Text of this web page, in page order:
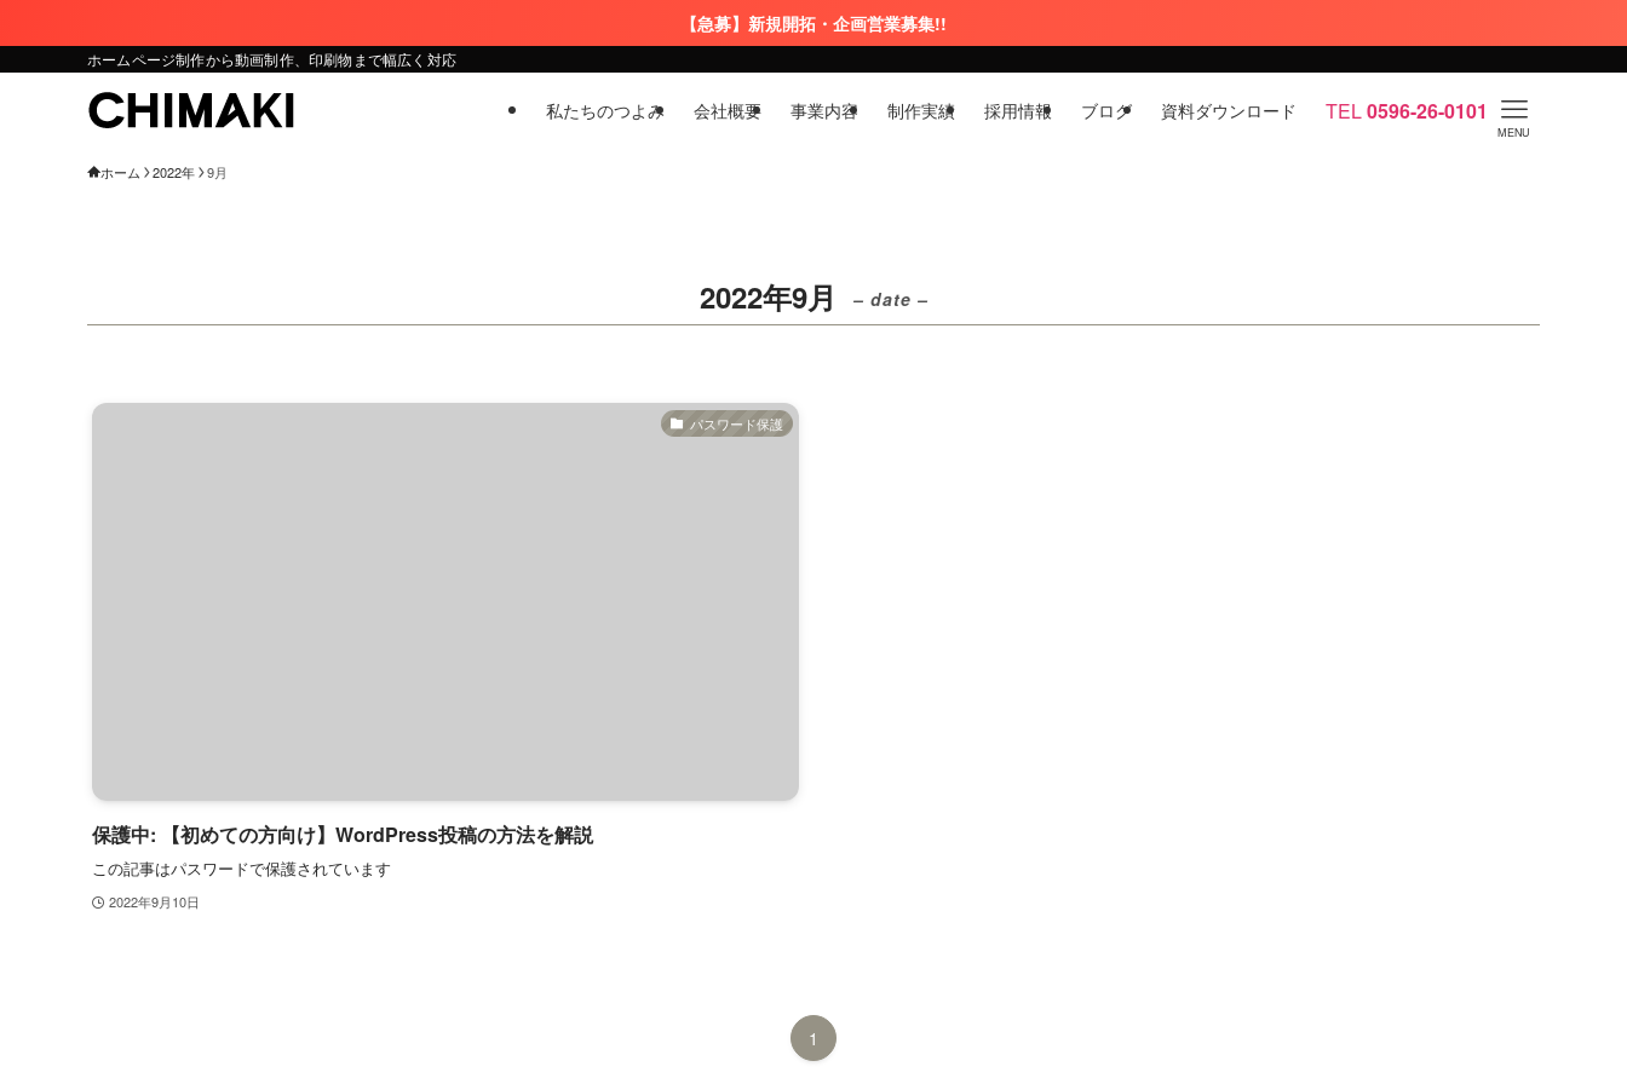
【急募】新規開拓・企画営業募集!!
ホームページ制作から動画制作、印刷物まで幅広く対応
私たちのつよみ 会社概要 事業内容 制作実績 採用情報 ブログ 資料ダウンロード TEL0596-26-0101
MENU
ホーム 2022年 9月
2022年9月 – date –
パスワード保護
保護中: 【初めての方向け】WordPress投稿の方法を解説
この記事はパスワードで保護されています
2022年9月10日
1